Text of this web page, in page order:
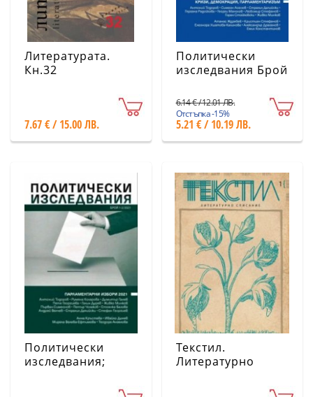
Литературата.
Кн.32
7.67 € / 15.00 ЛВ.
Политически
изследвания Брой
6.14 € / 12.01 ЛВ.
Отстъпка -15%
5.21 € / 10.19 ЛВ.
Политически
изследвания;
Текстил.
Литературно